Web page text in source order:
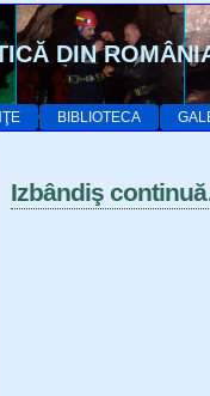
DIN
BIBLIOTECA
Izbândiş